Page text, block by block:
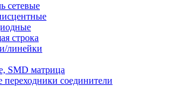
сетевые
строка
линейки
SMD матрица
соединители